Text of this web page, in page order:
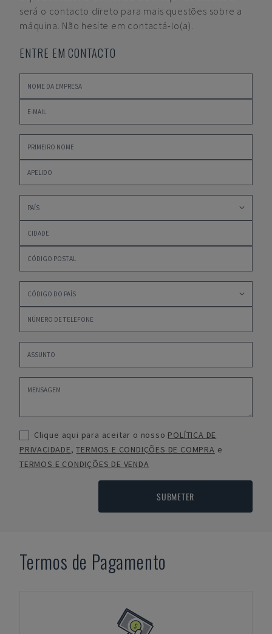
será o contacto direto para mais questões sobre a
máquina. Não hesite em contactá-lo(a).
ENTRE EM CONTACTO
Clique aqui para aceitar o nosso POLÍTICA DE
PRIVACIDADE,TERMOS E CONDIÇÕES DE COMPRA e
TERMOS E CONDIÇÕES DE VENDA
SUBMETER
Termos de Pagamento